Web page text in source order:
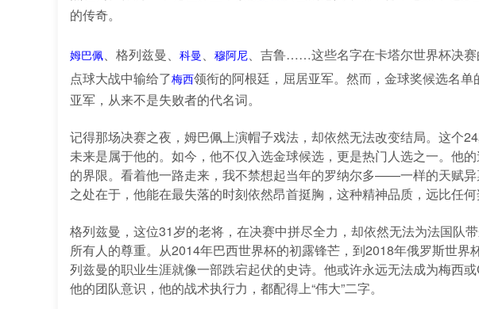
的传奇。
姆巴佩、格列兹曼、 科曼 、 穆阿尼、吉鲁……这些名字在卡塔尔世界杯决赛
点球大战中输给了梅西领衔的阿根廷，屈居亚军。然而，金球奖候选名
亚军，从来不是失败者的代名词。
记得那场决赛之夜，姆巴佩上演帽子戏法，却依然无法改变结局。这个
未来是属于他的。如今，他不仅入选金球候选，更是热门人选之一。他
的界限。看着他一路走来，我不禁想起当年的罗纳尔多——一样的天赋
之处在于，他能在最失落的时刻依然昂首挺胸，这种精神品质，远比任何
格列兹曼，这位31岁的老将，在决赛中拼尽全力，却依然无法为法国队
所有人的尊重。从2014年巴西世界杯的初露锋芒，到2018年俄罗斯世界
列兹曼的职业生涯就像一部跌宕起伏的史诗。他或许永远无法成为梅西
他的团队意识，他的战术执行力，都配得上“伟大”二字。